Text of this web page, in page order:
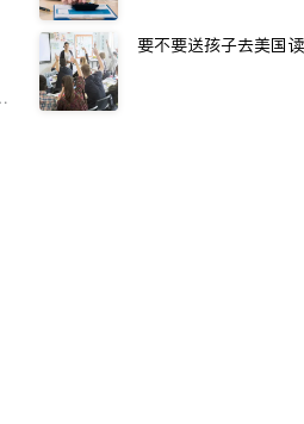
要不要送孩子去美国